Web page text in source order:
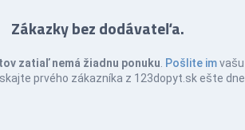
Zákazky bez dodávateľa.
zatiaľ nemá žiadnu ponuku Pošlite imvašu
prvého zákazníka z 123dopyt.sk ešte